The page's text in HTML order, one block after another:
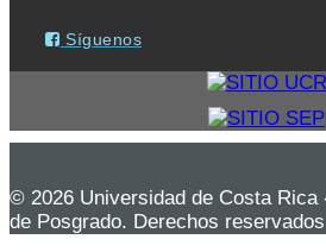
Síguenos
© 2026 Universidad de Costa Rica
de Posgrado. Derechos reservados